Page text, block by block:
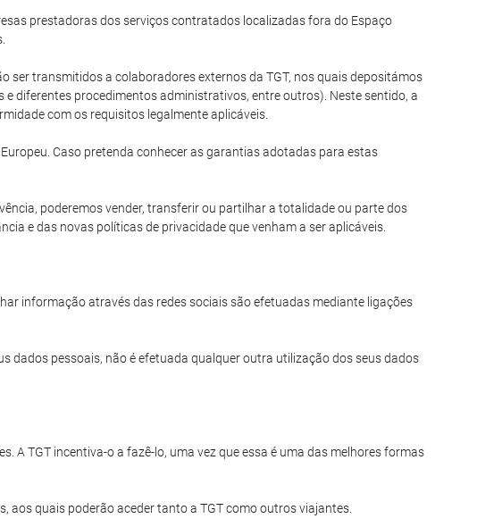
prestadoras dos serviços contratados localizadas fora do Espaço
ser transmitidos a colaboradores externos da TGT, nos quais depositámos
diferentes procedimentos administrativos, entre outros). Neste sentido, a
com os requisitos legalmente aplicáveis.
Caso pretenda conhecer as garantias adotadas para estas
poderemos vender, transferir ou partilhar a totalidade ou parte dos
e das novas políticas de privacidade que venham a ser aplicáveis.
informação através das redes sociais são efetuadas mediante ligações
dados pessoais, não é efetuada qualquer outra utilização dos seus dados
A TGT incentiva-o a fazê-lo, uma vez que essa é uma das melhores formas
aos quais poderão aceder tanto a TGT como outros viajantes.